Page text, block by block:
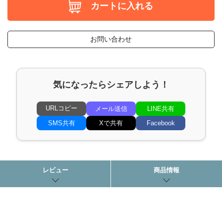
カートに入れる
お問い合わせ
気になったらシェアしよう！
URLコピー メール送信
LINE共有
SMS共有
Xで共有 Facebook
レビュー 商品情報